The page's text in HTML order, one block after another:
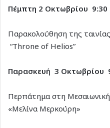
Πέμπτη 2 Οκτωβρίου
Παρακολούθηση της
“Throne of Helios”
Παρασκευή 3 Οκτωβρίου
Περπάτημα στη
«Μελίνα Μερκούρη»